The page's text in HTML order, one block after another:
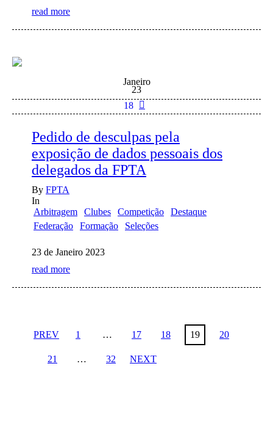
read more
Janeiro
23
18
Pedido de desculpas pela
exposição de dados pessoais dos
delegados da FPTA
By FPTA
In
Arbitragem
Clubes Competição
Destaque
Federação
Formação Seleções
23 de Janeiro 2023
read more
PREV 1 … 17 18 19 20
21 … 32 NEXT